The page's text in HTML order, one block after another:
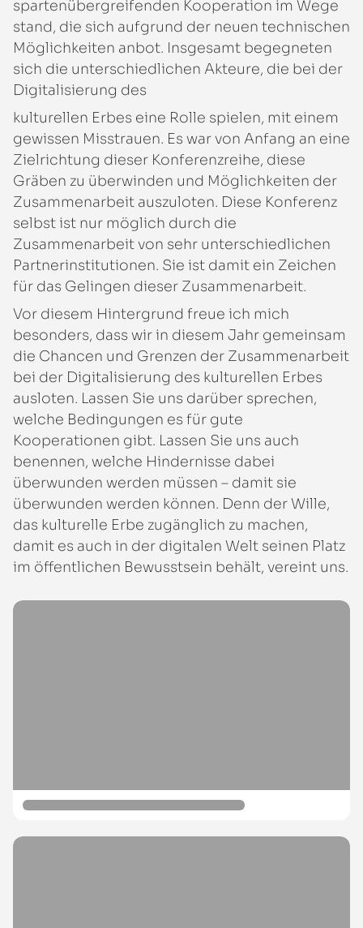
spartenübergreifenden Kooperation im Wege
stand, die sich aufgrund der neuen technischen
Möglichkeiten anbot. Insgesamt begegneten
sich die unterschiedlichen Akteure, die bei der
Digitalisierung des
kulturellen Erbes eine Rolle spielen, mit einem
gewissen Misstrauen. Es war von Anfang an eine
Zielrichtung dieser Konferenzreihe, diese
Gräben zu überwinden und Möglichkeiten der
Zusammenarbeit auszuloten. Diese Konferenz
selbst ist nur möglich durch die
Zusammenarbeit von sehr unterschiedlichen
Partnerinstitutionen. Sie ist damit ein Zeichen
für das Gelingen dieser Zusammenarbeit.
Vor diesem Hintergrund freue ich mich
besonders, dass wir in diesem Jahr gemeinsam
die Chancen und Grenzen der Zusammenarbeit
bei der Digitalisierung des kulturellen Erbes
ausloten. Lassen Sie uns darüber sprechen,
welche Bedingungen es für gute
Kooperationen gibt. Lassen Sie uns auch
benennen, welche Hindernisse dabei
überwunden werden müssen – damit sie
überwunden werden können. Denn der Wille,
das kulturelle Erbe zugänglich zu machen,
damit es auch in der digitalen Welt seinen Platz
im öffentlichen Bewusstsein behält, vereint uns.